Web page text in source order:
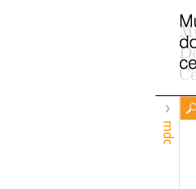
mdc